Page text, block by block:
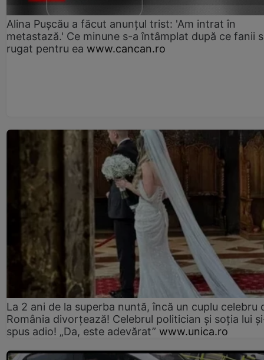
Alina Pușcău a făcut anunțul trist: 'Am intrat în
metastază.' Ce minune s-a întâmplat după ce fanii
rugat pentru ea www.cancan.ro
La 2 ani de la superba nuntă, încă un cuplu celebru
România divorțează! Celebrul politician și soția lui
spus adio! „Da, este adevărat” www.unica.ro